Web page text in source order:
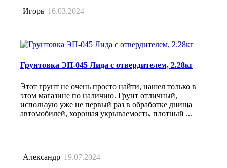
Игорь 16.03.2024
Грунтовка ЭП-045 Лида с отвердителем, 2.28кг
Этот грунт не очень просто найти, нашел только в
этом магазине по наличию. Грунт отличный,
использую уже не первый раз в обработке днища
автомобилей, хорошая укрываемость, плотный ...
Александр 19.07.2024